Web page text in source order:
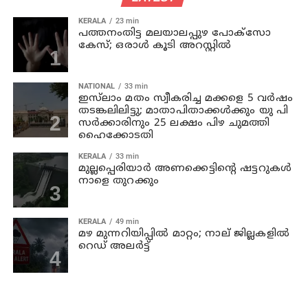
KERALA 23 min
പത്തനംതിട്ട മലയാലപ്പുഴ പോക്സോ
കേസ്; ഒരാള്‍ കൂടി അറസ്റ്റില്‍
NATIONAL 33 min
ഇസ്‍ലാം മതം സ്വീകരിച്ച മക്കളെ 5 വർഷം
തടങ്കലിലിട്ടു; മാതാപിതാക്കൾക്കും യു പി
സർക്കാരിനും 25 ലക്ഷം പിഴ ചുമത്തി
ഹൈക്കോടതി
KERALA 33 min
മുല്ലപ്പെരിയാര്‍ അണക്കെട്ടിന്റെ ഷട്ടറുകള്‍
നാളെ തുറക്കും
KERALA 49 min
മഴ മുന്നറിയിപ്പില്‍ മാറ്റം; നാല് ജില്ലകളില്‍
റെഡ് അലര്‍ട്ട്